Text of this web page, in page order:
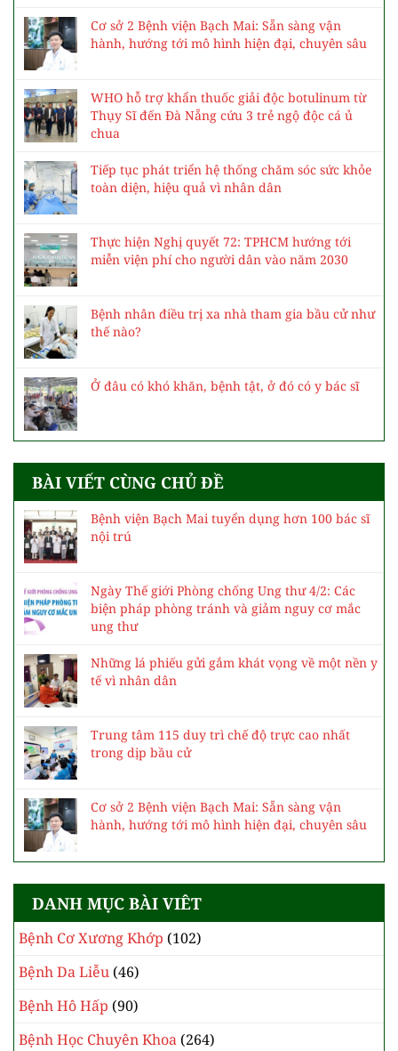
Cơ sở 2 Bệnh viện Bạch Mai: Sẵn sàng vận
hành, hướng tới mô hình hiện đại, chuyên sâu
WHO hỗ trợ khẩn thuốc giải độc botulinum từ
Thụy Sĩ đến Đà Nẵng cứu 3 trẻ ngộ độc cá ủ
chua
Tiếp tục phát triển hệ thống chăm sóc sức khỏe
toàn diện, hiệu quả vì nhân dân
Thực hiện Nghị quyết 72: TPHCM hướng tới
miễn viện phí cho người dân vào năm 2030
Bệnh nhân điều trị xa nhà tham gia bầu cử như
thế nào?
Ở đâu có khó khăn, bệnh tật, ở đó có y bác sĩ
BÀI VIẾT CÙNG CHỦ ĐỀ
Bệnh viện Bạch Mai tuyển dụng hơn 100 bác sĩ
nội trú
Ngày Thế giới Phòng chống Ung thư 4/2: Các
biện pháp phòng tránh và giảm nguy cơ mắc
ung thư
Những lá phiếu gửi gắm khát vọng về một nền y
tế vì nhân dân
Trung tâm 115 duy trì chế độ trực cao nhất
trong dịp bầu cử
Cơ sở 2 Bệnh viện Bạch Mai: Sẵn sàng vận
hành, hướng tới mô hình hiện đại, chuyên sâu
DANH MỤC BÀI VIÊT
Bệnh Cơ Xương Khớp (102)
Bệnh Da Liễu (46)
Bệnh Hô Hấp (90)
Bệnh Học Chuyên Khoa (264)